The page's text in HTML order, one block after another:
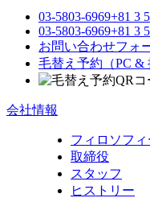
03-5803-6969+81 3
03-5803-6969+81 3
お問い合わせフォ
毛替え予約（PC &
会社情報
フィロソフィ
取締役
スタッフ
ヒストリー